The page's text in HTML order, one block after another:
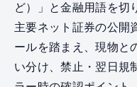
ど）」と金融用語を切
主要ネット証券の公開
ールを踏まえ、現物と
い分け、禁止・翌日規